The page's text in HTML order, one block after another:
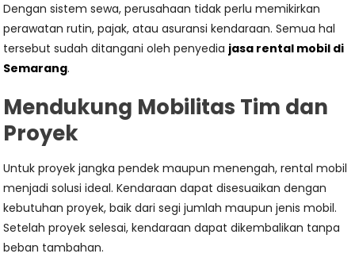
Dengan sistem sewa, perusahaan tidak perlu memikirkan
perawatan rutin, pajak, atau asuransi kendaraan. Semua hal
tersebut sudah ditangani oleh penyedia jasa rental mobil di
Semarang.
Mendukung Mobilitas Tim dan
Proyek
Untuk proyek jangka pendek maupun menengah, rental mobil
menjadi solusi ideal. Kendaraan dapat disesuaikan dengan
kebutuhan proyek, baik dari segi jumlah maupun jenis mobil.
Setelah proyek selesai, kendaraan dapat dikembalikan tanpa
beban tambahan.